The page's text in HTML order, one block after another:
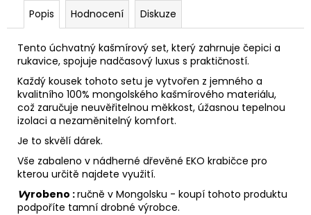
Popis Hodnocení Diskuze
Tento úchvatný kašmírový set, který zahrnuje čepici a
rukavice, spojuje nadčasový luxus s praktičností.
Každý kousek tohoto setu je vytvořen z jemného a
kvalitního 100% mongolského kašmírového materiálu,
což zaručuje neuvěřitelnou měkkost, úžasnou tepelnou
izolaci a nezaměnitelný komfort.
Je to skvělí dárek.
Vše zabaleno v nádherné dřevěné EKO krabičce pro
kterou určitě najdete využití.
Vyrobeno :ručně v Mongolsku - koupí tohoto produktu
podpoříte tamní drobné výrobce.